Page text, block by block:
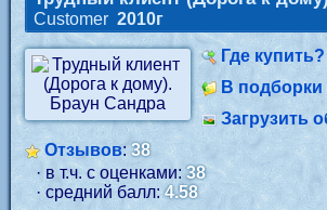
Customer 2010г
Где купить?
В подборки
Загрузить
Отзывов:38
· в т.ч. с оценками:38
· средний балл:4.58